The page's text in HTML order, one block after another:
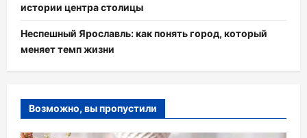
истории центра столицы
Неспешный Ярославль: как понять город, который
меняет темп жизни
Возможно, вы пропустили